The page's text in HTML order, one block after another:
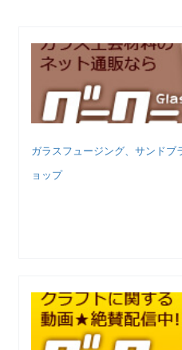
ガラスフュージング、サンドブ
ョップ